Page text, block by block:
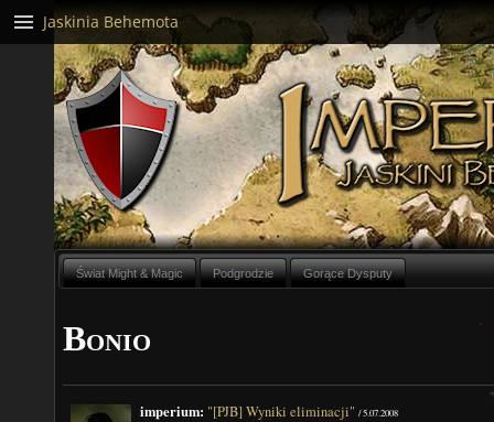
Świat Might & Magic Podgrodzie Gorące Dysputy
Bonio
imperium: "[PJB] Wyniki eliminacji"/5.07.2008
Jaskinia Behemota